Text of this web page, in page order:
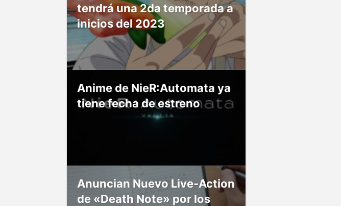
tendrá una 2da temporada a
inicios del 2023
Anime de NieR:Automata ya
tiene fecha de estreno
Anuncian Nuevo Live-Action
de «Death Note» por los